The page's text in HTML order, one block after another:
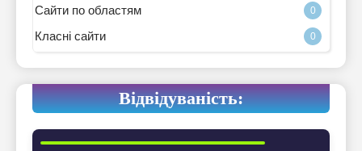
Сайти по областям 0
Класні сайти 0
Відвідуваність: